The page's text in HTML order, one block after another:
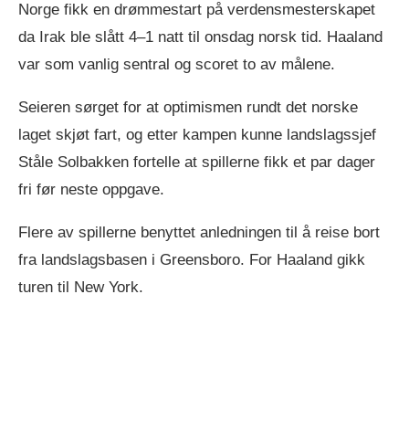
Norge fikk en drømmestart på verdensmesterskapet
da Irak ble slått 4–1 natt til onsdag norsk tid. Haaland
var som vanlig sentral og scoret to av målene.
Seieren sørget for at optimismen rundt det norske
laget skjøt fart, og etter kampen kunne landslagssjef
Ståle Solbakken fortelle at spillerne fikk et par dager
fri før neste oppgave.
Flere av spillerne benyttet anledningen til å reise bort
fra landslagsbasen i Greensboro. For Haaland gikk
turen til New York.